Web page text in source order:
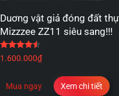
Duơng vật giả đóng đất
Mizzzee ZZ11 siêu sang!!!
1.600.000₫
Mua ngay Xem chi tiết